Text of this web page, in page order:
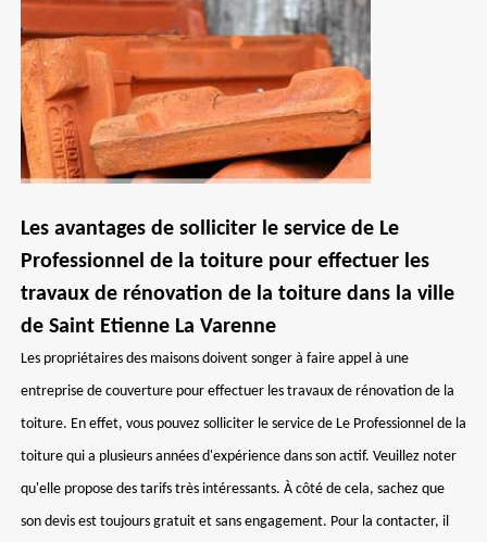
Les avantages de solliciter le service de Le
Professionnel de la toiture pour effectuer les
travaux de rénovation de la toiture dans la ville
de Saint Etienne La Varenne
Les propriétaires des maisons doivent songer à faire appel à une
entreprise de couverture pour effectuer les travaux de rénovation de la
toiture. En effet, vous pouvez solliciter le service de Le Professionnel de la
toiture qui a plusieurs années d'expérience dans son actif. Veuillez noter
qu'elle propose des tarifs très intéressants. À côté de cela, sachez que
son devis est toujours gratuit et sans engagement. Pour la contacter, il